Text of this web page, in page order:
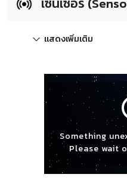
แสดงเพิ่มเติม
Something
Please wait